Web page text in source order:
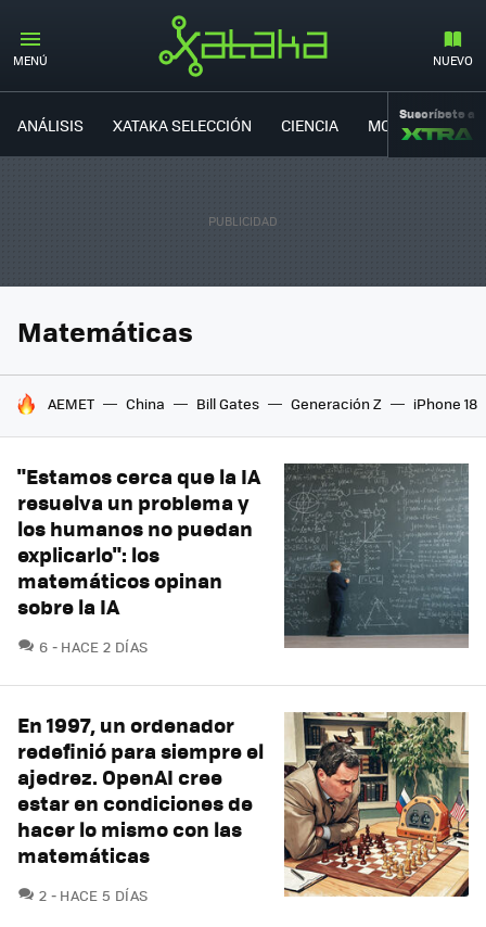
MENÚ NUEVO
ANÁLISIS XATAKA SELECCIÓN CIENCIA MOVILIDAD
Suscríbete a
Matemáticas
HOY SE HABLA DE
AEMET China Bill Gates Generación Z iPhone 18
"Estamos cerca que la IA
resuelva un problema y
los humanos no puedan
explicarlo": los
matemáticos opinan
sobre la IA
6 COMENTARIOS
HACE 2 DÍAS
En 1997, un ordenador
redefinió para siempre el
ajedrez. OpenAI cree
estar en condiciones de
hacer lo mismo con las
matemáticas
2 COMENTARIOS
HACE 5 DÍAS